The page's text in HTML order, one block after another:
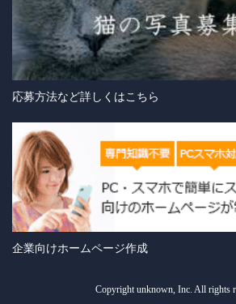
応募方法など詳しくはこちら
企業向けホームページ作成
Copyright unknown, Inc. All rights